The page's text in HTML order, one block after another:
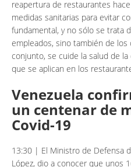
reapertura de restaurantes
medidas sanitarias para evitar
fundamental, y no sólo se trata
empleados, sino también de los
conjunto, se cuide la salud de
que se aplican en los
Venezuela
un centenar de
Covid-19
13:30 | El Ministro de Defensa
López, dio a conocer que unos